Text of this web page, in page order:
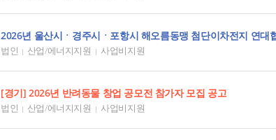
법인 산업/에너지지원 사업비지원
[경기] 2026년 반려동물 창업 공모전 참가자 모집 공고
법인 산업/에너지지원 사업비지원